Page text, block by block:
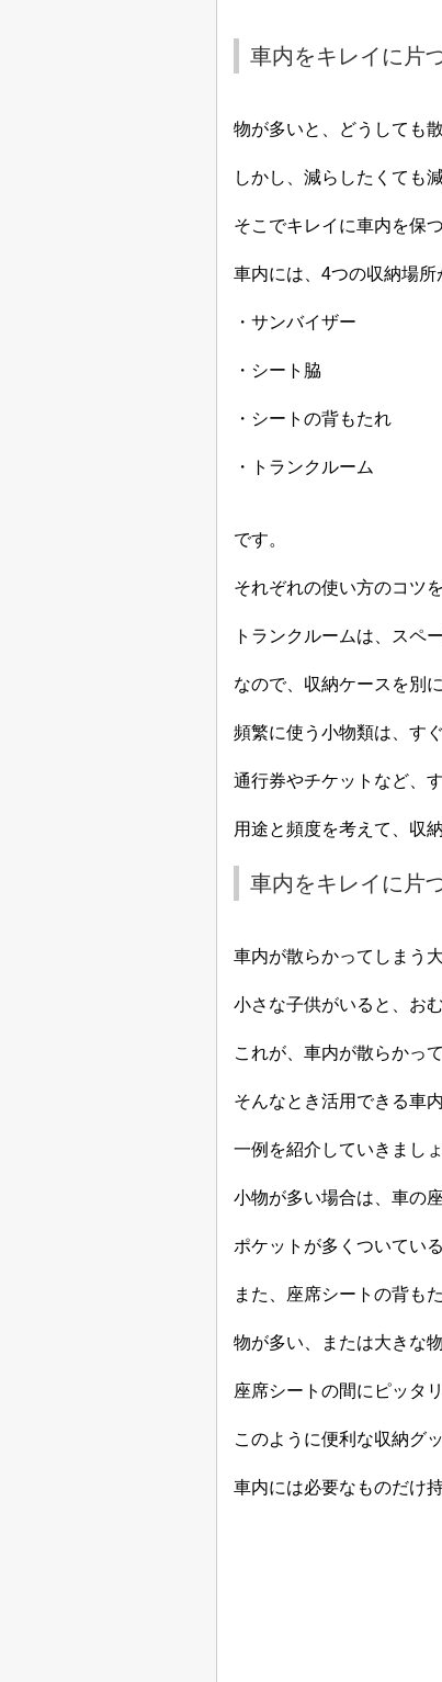
車内をキレイに片
物が多いと、どうしても
しかし、減らしたくても
そこでキレイに車内を保
車内には、 4つの収納場所
・サンバイザー
・シート脇
・シートの背もたれ
・トランクルーム
です。
それぞれの使い方のコツ
トランクルームは、スペ
なので、収納ケースを別
頻繁に使う小物類は、す
通行券やチケットなど、
用途と頻度を考えて、収
車内をキレイに片
車内が散らかってしまう
小さな子供がいると、お
これが、車内が散らかっ
そんなとき活用できる車
一例を紹介していきましょ
小物が多い場合は、車の
ポケットが多くついてい
また、座席シートの背も
物が多い、または大きな
座席シートの間にピッタ
このように便利な収納グ
車内には必要なものだけ